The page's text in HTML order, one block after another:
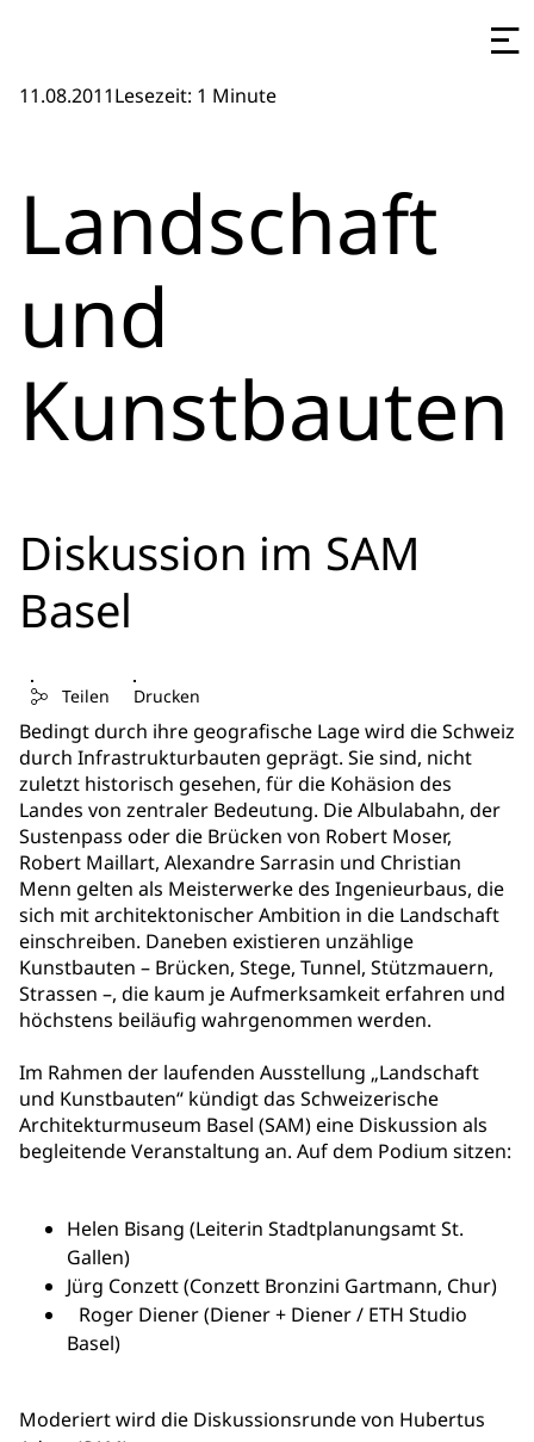
11.08.2011Lesezeit: 1 Minute
Landschaft
und
Kunstbauten
Diskussion im SAM
Basel
Teilen Drucken
Bedingt durch ihre geografische Lage wird die Schweiz
durch Infrastrukturbauten geprägt. Sie sind, nicht
zuletzt historisch gesehen, für die Kohäsion des
Landes von zentraler Bedeutung. Die Albulabahn, der
Sustenpass oder die Brücken von Robert Moser,
Robert Maillart, Alexandre Sarrasin und Christian
Menn gelten als Meisterwerke des Ingenieurbaus, die
sich mit architektonischer Ambition in die Landschaft
einschreiben. Daneben existieren unzählige
Kunstbauten – Brücken, Stege, Tunnel, Stützmauern,
Strassen –, die kaum je Aufmerksamkeit erfahren und
höchstens beiläufig wahrgenommen werden.
Im Rahmen der laufenden Ausstellung „Landschaft
und Kunstbauten“ kündigt das Schweizerische
Architekturmuseum Basel (SAM) eine Diskussion als
begleitende Veranstaltung an. Auf dem Podium sitzen:
Helen Bisang (Leiterin Stadtplanungsamt St.
Gallen)
Jürg Conzett (Conzett Bronzini Gartmann, Chur)
Roger Diener (Diener + Diener / ETH Studio
Basel)
Moderiert wird die Diskussionsrunde von Hubertus